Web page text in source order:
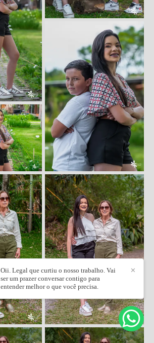
✕
Oii. Legal que curtiu o nosso trabalho. Vai
ser um prazer conversar contigo para
entender melhor o que você precisa.